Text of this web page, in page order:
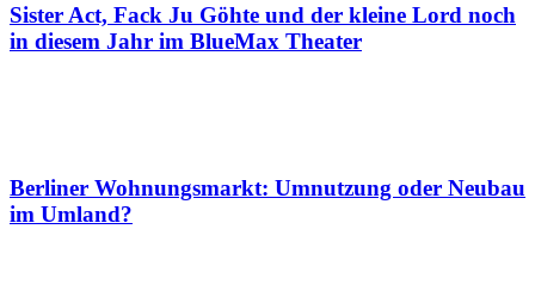
Sister Act, Fack Ju Göhte und der kleine Lord noch
in diesem Jahr im BlueMax Theater
Berliner Wohnungsmarkt: Umnutzung oder Neubau
im Umland?